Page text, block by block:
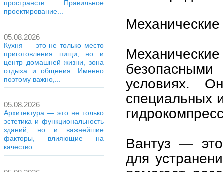
пространств. Правильное
проектирование...
05.08.2026
Кухня — это не только место
приготовления пищи, но и
центр домашней жизни, зона
отдыха и общения. Именно
поэтому важно,...
05.08.2026
Архитектура — это не только
эстетика и функциональность
зданий, но и важнейшие
факторы, влияющие на
качество...
условиях.
специальных
Вантуз —
для